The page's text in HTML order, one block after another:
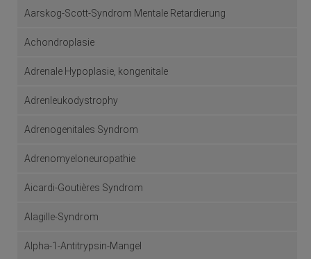
Aarskog-Scott-Syndrom Mentale Retardierung
Achondroplasie
Adrenale Hypoplasie, kongenitale
Adrenleukodystrophy
Adrenogenitales Syndrom
Adrenomyeloneuropathie
Aicardi-Goutières Syndrom
Alagille-Syndrom
Alpha-1-Antitrypsin-Mangel